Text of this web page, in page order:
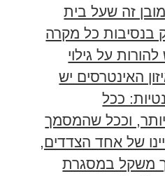
זה שעל בית
בנסיבות כל מקרה
על גילוי
האינטרסים יש
ככל
יותר, וככל שהמסמך
של אחד הצדדים,
משקל במסגרת